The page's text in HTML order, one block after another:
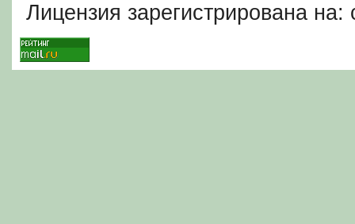
Лицензия зарегистрирована